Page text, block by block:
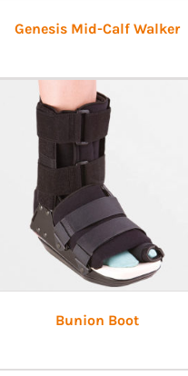
Genesis Mid-Calf Walker
Bunion Boot